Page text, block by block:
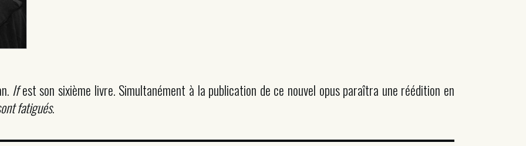
Ifest son sixième livre. Simultanément à la publication de ce nouvel opus paraîtra une réédition en
fatigués.